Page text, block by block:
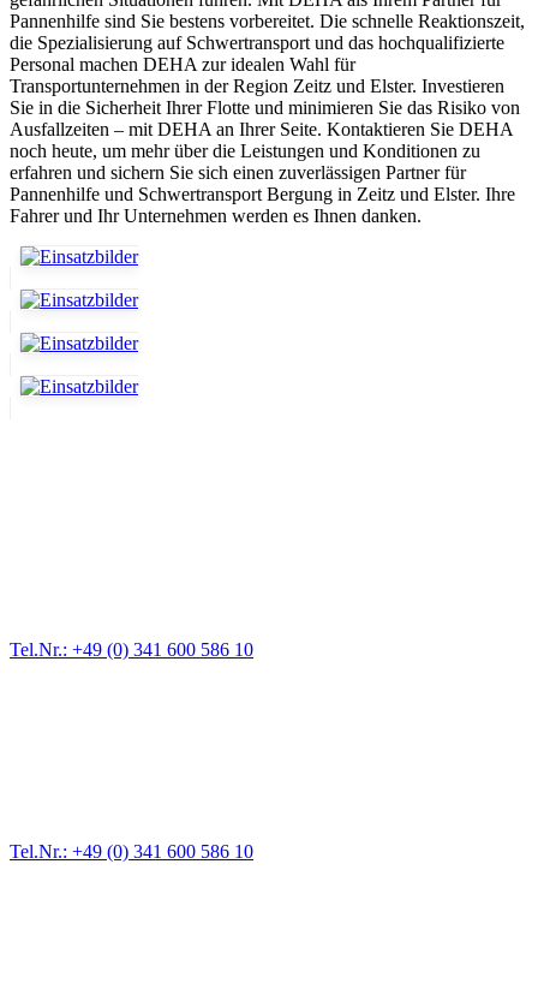
Pannenhilfe sind Sie bestens vorbereitet. Die schnelle Reaktionszeit,
die Spezialisierung auf Schwertransport und das hochqualifizierte
Personal machen DEHA zur idealen Wahl für
Transportunternehmen in der Region Zeitz und Elster. Investieren
Sie in die Sicherheit Ihrer Flotte und minimieren Sie das Risiko von
Ausfallzeiten – mit DEHA an Ihrer Seite. Kontaktieren Sie DEHA
noch heute, um mehr über die Leistungen und Konditionen zu
erfahren und sichern Sie sich einen zuverlässigen Partner für
Pannenhilfe und Schwertransport Bergung in Zeitz und Elster. Ihre
Fahrer und Ihr Unternehmen werden es Ihnen danken.
Tel.Nr.: +49 (0) 341 600 586 10
Tel.Nr.: +49 (0) 341 600 586 10